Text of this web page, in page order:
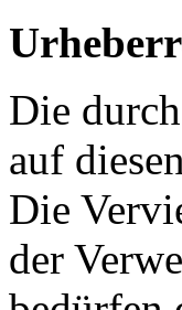
Die
auf
Die
der